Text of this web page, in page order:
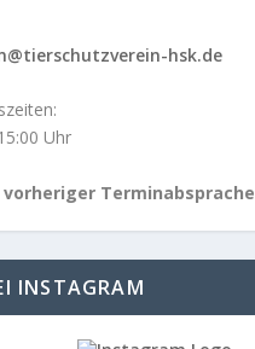
hsk.de
Uhr
Terminabsprache
INSTAGRAM